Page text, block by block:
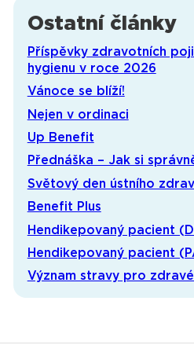
Ostatní články
Příspěvky zdravotních
hygienu v roce 2026
Vánoce se blíží!
Nejen v ordinaci
Up Benefit
Přednáška – Jak si
Světový den ústního
Benefit Plus
Hendikepovaný pacient
Hendikepovaný pacient
Význam stravy pro